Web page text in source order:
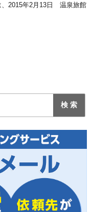
、2015年2月13日 温泉旅館